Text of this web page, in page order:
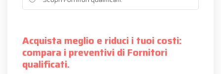
Acquista meglio e riduci i tuoi costi:
compara i preventivi di Fornitori
qualificati.